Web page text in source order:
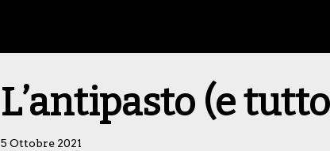
L’antipasto (e
5 Ottobre 2021